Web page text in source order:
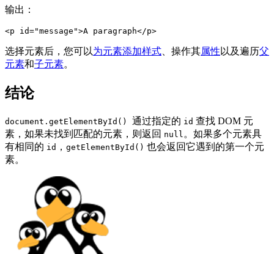
输出：
<p id="message">A paragraph</p>
选择元素后，您可以为元素添加样式 、操作其属性 以及遍历父
元素和子元素。
结论
document.getElementById() 通过指定的 id 查找 DOM 元
素，如果未找到匹配的元素，则返回 null 。如果多个元素具
有相同的 id ， getElementById() 也会返回它遇到的第一个元
素。